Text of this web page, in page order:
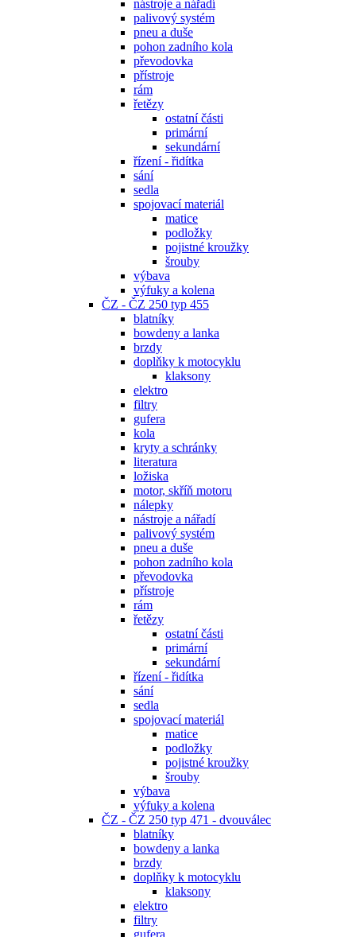
nástroje a nářadí
palivový systém
pneu a duše
pohon zadního kola
převodovka
přístroje
rám
řetězy
ostatní části
primární
sekundární
řízení - řidítka
sání
sedla
spojovací materiál
matice
podložky
pojistné kroužky
šrouby
výbava
výfuky a kolena
ČZ - ČZ 250 typ 455
blatníky
bowdeny a lanka
brzdy
doplňky k motocyklu
klaksony
elektro
filtry
gufera
kola
kryty a schránky
literatura
ložiska
motor, skříň motoru
nálepky
nástroje a nářadí
palivový systém
pneu a duše
pohon zadního kola
převodovka
přístroje
rám
řetězy
ostatní části
primární
sekundární
řízení - řidítka
sání
sedla
spojovací materiál
matice
podložky
pojistné kroužky
šrouby
výbava
výfuky a kolena
ČZ - ČZ 250 typ 471 - dvouválec
blatníky
bowdeny a lanka
brzdy
doplňky k motocyklu
klaksony
elektro
filtry
gufera